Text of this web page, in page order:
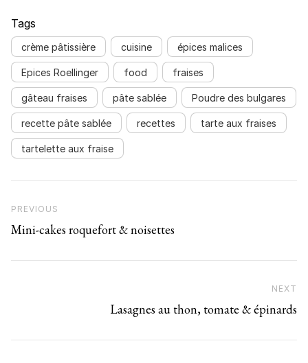
Tags
crème pâtissière cuisine épices malices
Epices Roellinger food fraises
gâteau fraises pâte sablée Poudre des bulgares
recette pâte sablée recettes tarte aux fraises
tartelette aux fraise
Previous Post
PREVIOUS
Mini-cakes roquefort & noisettes
NEXT
Lasagnes au thon, tomate & épinards